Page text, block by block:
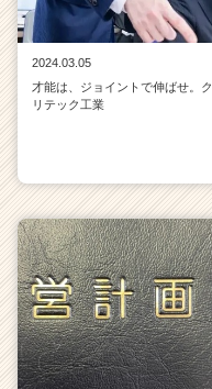
2024.03.05
才能は、ジョイントで伸ばせ。ク
リテック工業